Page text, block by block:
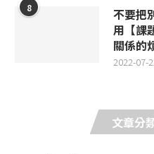
8
不要把
用【課
關係的
2022-07-
文章分